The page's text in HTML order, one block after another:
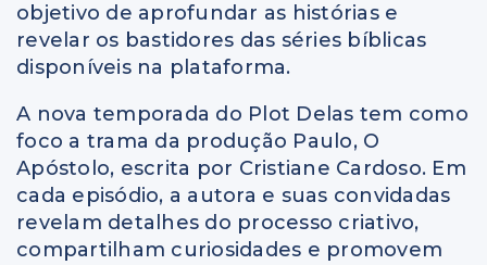
objetivo de aprofundar as histórias e
revelar os bastidores das séries bíblicas
disponíveis na plataforma.
A nova temporada do Plot Delas tem como
foco a trama da produção Paulo, O
Apóstolo, escrita por Cristiane Cardoso. Em
cada episódio, a autora e suas convidadas
revelam detalhes do processo criativo,
compartilham curiosidades e promovem